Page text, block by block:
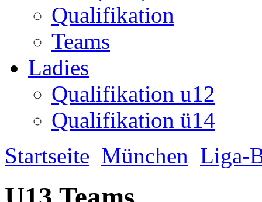
Startseite München
U13 Teams
Ihr wollt euer Team
Homepage verewigen?
oder etwas daran
buntkicker auf den